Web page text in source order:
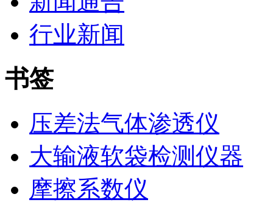
行业新闻
书签
压差法气体渗透仪
大输液软袋检测仪器
摩擦系数仪